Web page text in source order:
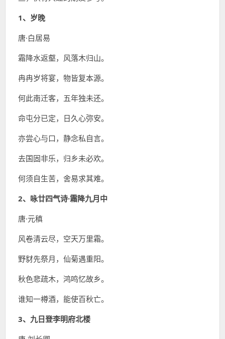
1、岁晚
唐·白居易
霜降水返壑，风落木归山。
冉冉岁将宴，物皆复本源。
何此南迁客，五年独未还。
命屯分已定，日久心弥安。
亦尝心与口，静念私自言。
去国固非乐，归乡未必欢。
何须自生苦，舍易求其难。
2、咏廿四气诗·霜降九月中
唐·元稹
风卷清云尽，空天万里霜。
野豺先祭月，仙菊遇重阳。
秋色悲疏木，鸿鸣忆故乡。
谁知一樽酒，能使百秋亡。
3、九日登李明府北楼